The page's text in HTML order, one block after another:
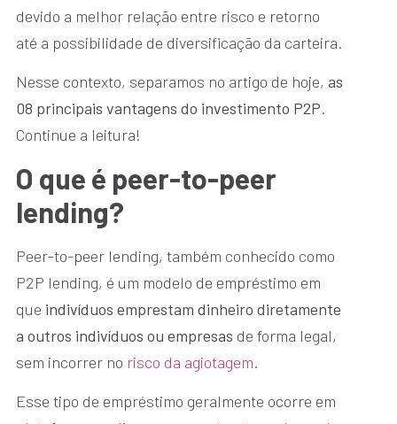
devido a melhor relação entre risco e retorno
até a possibilidade de diversificação da carteira.
Nesse contexto, separamos no artigo de hoje, as
08 principais vantagens do investimento P2P.
Continue a leitura!
O que é peer-to-peer
lending?
Peer-to-peer lending, também conhecido como
P2P lending, é um modelo de empréstimo em
que indivíduos emprestam dinheiro diretamente
a outros indivíduos ou empresas de forma legal,
sem incorrer no risco da agiotagem.
Esse tipo de empréstimo geralmente ocorre em